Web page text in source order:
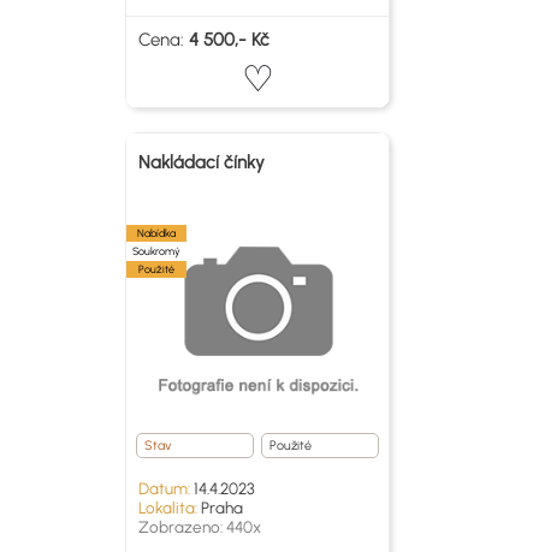
Cena: 4 500,- Kč
Nakládací čínky
Nabídka
Soukromý
Použité
Stav Použité
Datum:14.4.2023
Lokalita:Praha
Zobrazeno: 440x